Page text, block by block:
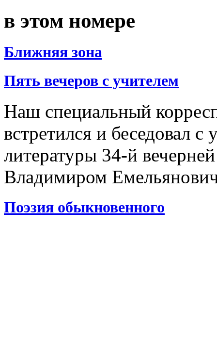
в этом номере
Ближняя зона
Пять вечеров с учителем
Наш специальный
встретился и беседовал с
литературы 34-й
Владимиром
Поэзия обыкновенного